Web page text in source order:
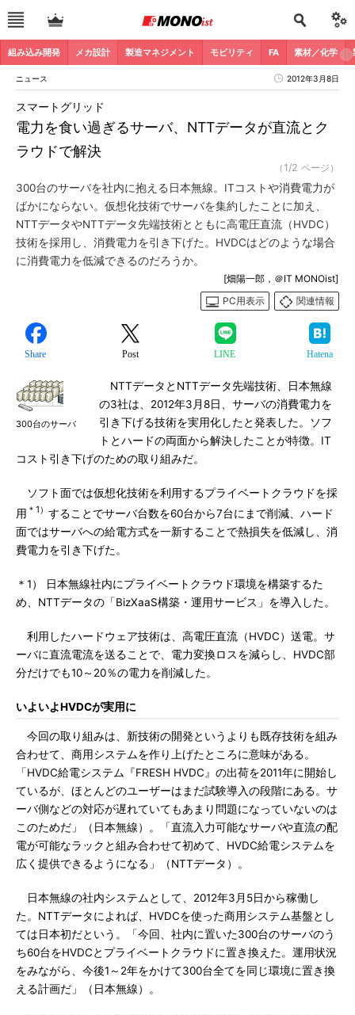
組み込み開発 メカ設計 製造マネジメント モビリティ FA 素材／化学
ニュース 2012年3月8日
電力を食い過ぎるサーバ、NTTデータが直流とク
ラウドで解決
スマートグリッド
（1/2 ページ）
300台のサーバを社内に抱える日本無線。ITコストや消費電力が
ばかにならない。仮想化技術でサーバを集約したことに加え、
NTTデータやNTTデータ先端技術とともに高電圧直流（HVDC）
技術を採用し、消費電力を引き下げた。HVDCはどのような場合
に消費電力を低減できるのだろうか。
[畑陽一郎，＠IT MONOist]
PC用表示
関連情報
Share Post LINE Hatena
300台のサーバ
NTTデータとNTTデータ先端技術、日本無線
の3社は、2012年3月8日、サーバの消費電力を
引き下げる技術を実用化したと発表した。ソフ
トとハードの両面から解決したことが特徴。IT
コスト引き下げのための取り組みだ。
ソフト面では仮想化技術を利用するプライベートクラウドを採
用 ＊1） することでサーバ台数を60台から7台にまで削減、ハード
面ではサーバへの給電方式を一新することで熱損失を低減し、消
費電力を引き下げた。
＊1） 日本無線社内にプライベートクラウド環境を構築するた
め、NTTデータの「BizXaaS構築・運用サービス」を導入した。
利用したハードウェア技術は、高電圧直流（HVDC）送電。サ
ーバに直流電流を送ることで、電力変換ロスを減らし、HVDC部
分だけでも10～20％の電力を削減した。
いよいよHVDCが実用に
今回の取り組みは、新技術の開発というよりも既存技術を組み
合わせて、商用システムを作り上げたところに意味がある。
「HVDC給電システム『FRESH HVDC』の出荷を2011年に開始し
ているが、ほとんどのユーザーはまだ試験導入の段階にある。サ
ーバ側などの対応が遅れていてもあまり問題になっていないのは
このためだ」（日本無線）。「直流入力可能なサーバや直流の配
電が可能なラックと組み合わせて初めて、HVDC給電システムを
広く提供できるようになる」（NTTデータ）。
日本無線の社内システムとして、2012年3月5日から稼働し
た。NTTデータによれば、HVDCを使った商用システム基盤とし
ては日本初だという。「今回、社内に置いた300台のサーバのう
ち60台をHVDCとプライベートクラウドに置き換えた。運用状況
をみながら、今後1～2年をかけて300台全てを同じ環境に置き換
える計画だ」（日本無線）。